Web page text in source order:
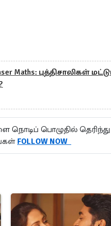
Maths: புத்திசாலிகள்
நொடிப் பொழுதில்
FOLLOW NOW